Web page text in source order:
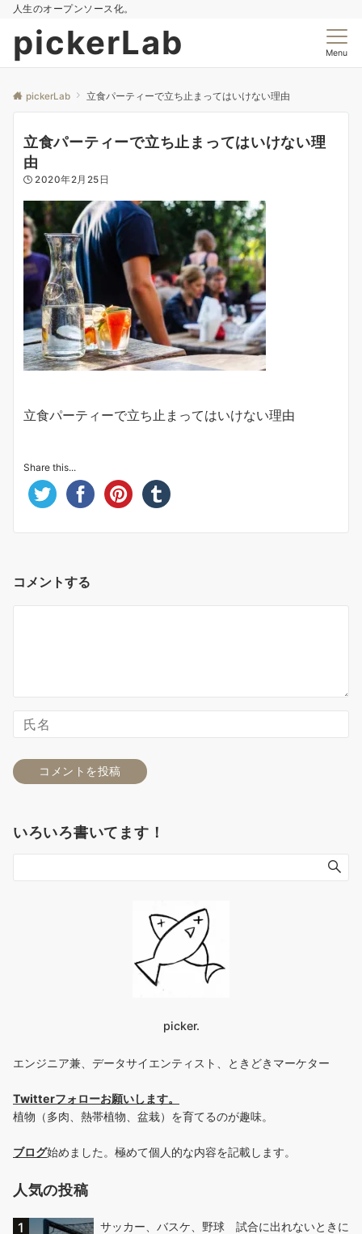
人生のオープンソース化。
pickerLab Menu
pickerLab 立食パーティーで立ち止まってはいけない理由
立食パーティーで立ち止まってはいけない理
由
2020年2月25日
立食パーティーで立ち止まってはいけない理由
Share this...
コメントする
いろいろ書いてます！
picker.
エンジニア兼、データサイエンティスト、ときどきマーケター
Twitterフォローお願いします。
植物（多肉、熱帯植物、盆栽）を育てるのが趣味。
ブログ始めました。極めて個人的な内容を記載します。
人気の投稿
サッカー、バスケ、野球 試合に出れないときに